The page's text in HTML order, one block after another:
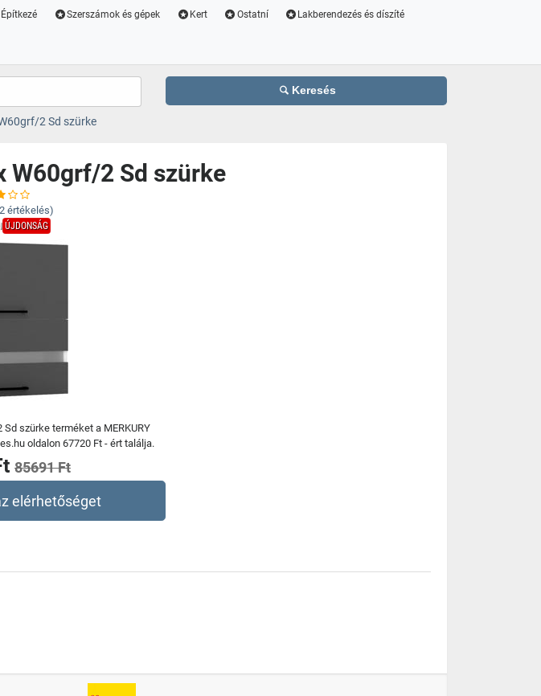
Építkezé Szerszámok és gépek Kert Ostatní Lakberendezés és díszíté
Keresés
2 Sd szürke
W60grf/2 Sd szürke
2 értékelés)
ÚJDONSÁG
szürke terméket a MERKURY
oldalon 67720 Ft - ért találja.
85691 Ft
elérhetőséget